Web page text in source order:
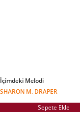
İçimdeki Melodi
SHARON M. DRAPER
Sepete Ekle